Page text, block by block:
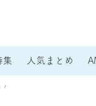
集 人気まとめ
♪